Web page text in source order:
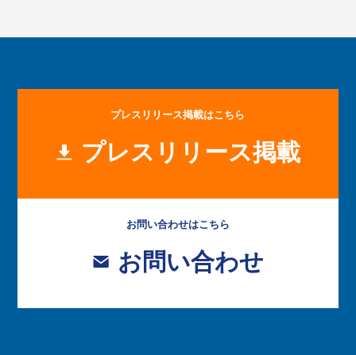
プレスリリース掲載はこちら
プレスリリース掲載
お問い合わせはこちら
お問い合わせ